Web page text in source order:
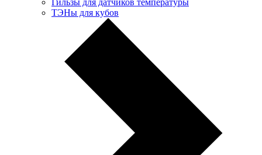
Гильзы для датчиков температуры
ТЭНы для кубов